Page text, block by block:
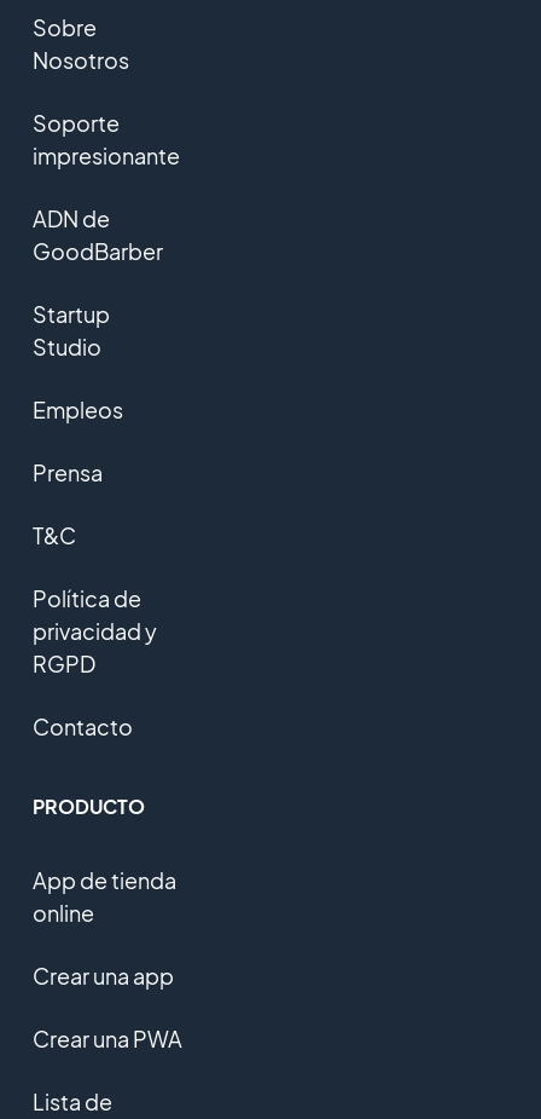
Sobre
Nosotros
Soporte
impresionante
ADN de
GoodBarber
Startup
Studio
Empleos
Prensa
T&C
Política de
privacidad y
RGPD
Contacto
PRODUCTO
App de tienda
online
Crear una app
Crear una PWA
Lista de